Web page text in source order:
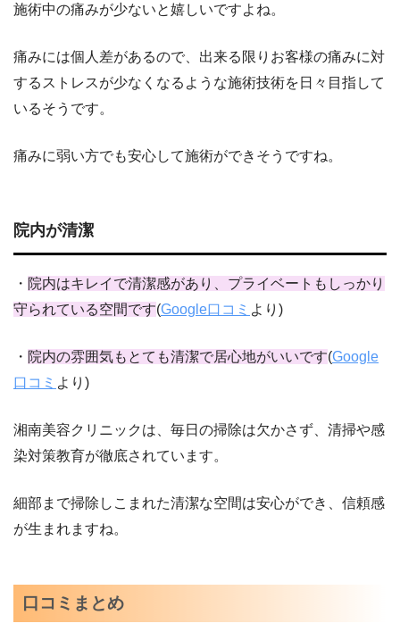
施術中の痛みが少ないと嬉しいですよね。
痛みには個人差があるので、出来る限りお客様の痛みに対
するストレスが少なくなるような施術技術を日々目指して
いるそうです。
痛みに弱い方でも安心して施術ができそうですね。
院内が清潔
・ 院内はキレイで清潔感があり、プライベートもしっかり
守られている空間です(Google口コミ より)
・ 院内の雰囲気もとても清潔で居心地がいいです(Google
口コミ より)
湘南美容クリニックは、毎日の掃除は欠かさず、清掃や感
染対策教育が徹底されています。
細部まで掃除しこまれた清潔な空間は安心ができ、信頼感
が生まれますね。
口コミまとめ